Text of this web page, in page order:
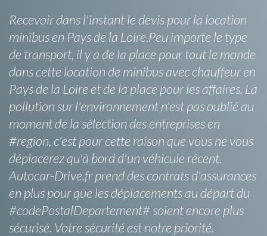
Recevoir dans l'instant le devis pour la location
minibus en Pays de la Loire.Peu importe le type
de transport, il y a de la place pour tout le monde
dans cette location de minibus avec chauffeur en
Pays de la Loire et de la place pour les affaires. La
pollution sur l'environnement n'est pas oublié au
moment de la sélection des entreprises en
#region, c'est pour cette raison que vous ne vous
déplacerez qu'à bord d'un véhicule récent.
Autocar-Drive.fr prend des contrats d'assurances
en plus pour que les déplacements au départ du
#codePostalDepartement# soient encore plus
sécurisé. Votre sécurité est notre priorité.